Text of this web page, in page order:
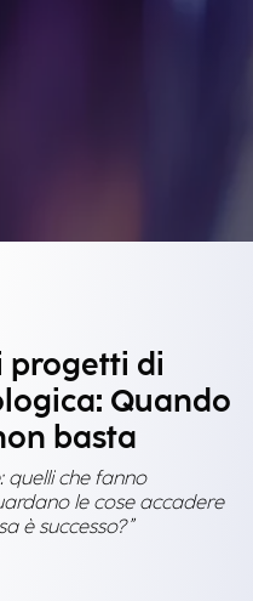
progetti di
Quando
basta
quelli che fanno
le cose accadere
è successo?”